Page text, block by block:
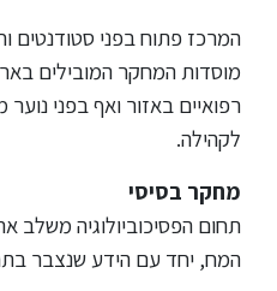
שכר
לימוד
מחקר
היחידה
לבינלאומיות
המרכז פתוח בפני סטודנטים
מוסדות המחקר המובילים
רפואיים באזור ואף בפני
לקהילה.
מחקר בסיסי
תחום הפסיכוביולוגיה משלב את
המח, יחד עם הידע שנצבר